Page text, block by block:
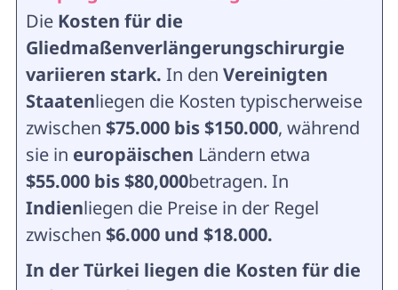
Die Kosten für die
Gliedmaßenverlängerungschirurgie
variieren stark. In den Vereinigten
Staatenliegen die Kosten typischerweise
zwischen $75.000 bis $150.000, während
sie in europäischen Ländern etwa
$55.000 bis $80,000betragen. In
Indienliegen die Preise in der Regel
zwischen $6.000 und $18.000.
In der Türkei liegen die Kosten für die